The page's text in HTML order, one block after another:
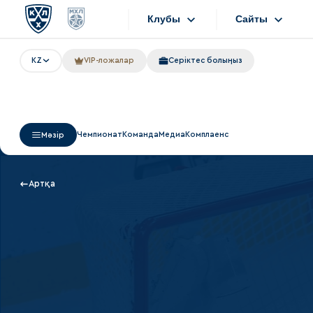
Клубы
СКА
Сайты
Хайлайты
KZ VIP-ложалар Серіктес болыңыз
Мәзір Чемпионат КомандаМедиа Комплаенс
Артқа